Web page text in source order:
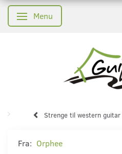
Skifte navigation
Menu
Strenge til western guitar
Fra: Orphee